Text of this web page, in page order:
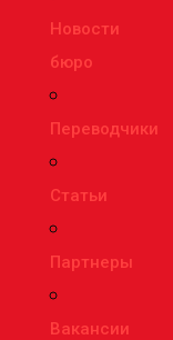
Новости
бюро
Переводчики
Статьи
Партнеры
Вакансии